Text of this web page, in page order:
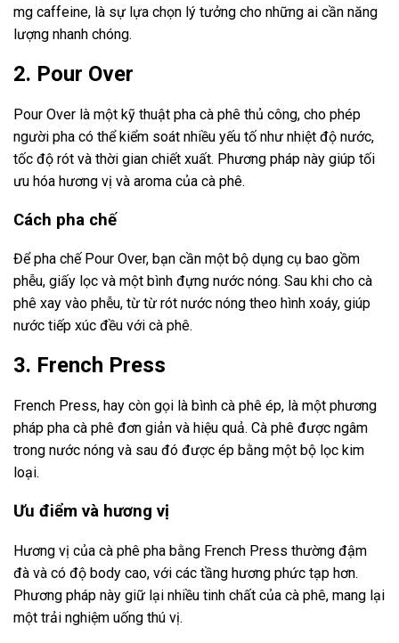
mg caffeine, là sự lựa chọn lý tưởng cho những ai cần năng
lượng nhanh chóng.
2. Pour Over
Pour Over là một kỹ thuật pha cà phê thủ công, cho phép
người pha có thể kiểm soát nhiều yếu tố như nhiệt độ nước,
tốc độ rót và thời gian chiết xuất. Phương pháp này giúp tối
ưu hóa hương vị và aroma của cà phê.
Cách pha chế
Để pha chế Pour Over, bạn cần một bộ dụng cụ bao gồm
phễu, giấy lọc và một bình đựng nước nóng. Sau khi cho cà
phê xay vào phễu, từ từ rót nước nóng theo hình xoáy, giúp
nước tiếp xúc đều với cà phê.
3. French Press
French Press, hay còn gọi là bình cà phê ép, là một phương
pháp pha cà phê đơn giản và hiệu quả. Cà phê được ngâm
trong nước nóng và sau đó được ép bằng một bộ lọc kim
loại.
Ưu điểm và hương vị
Hương vị của cà phê pha bằng French Press thường đậm
đà và có độ body cao, với các tầng hương phức tạp hơn.
Phương pháp này giữ lại nhiều tinh chất của cà phê, mang lại
một trải nghiệm uống thú vị.